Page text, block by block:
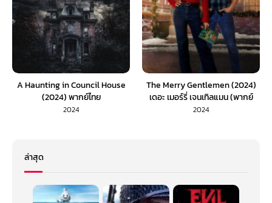
A Haunting in Council House
(2024) พากย์ไทย
2024
The Merry Gentlemen (2024)
เดอะ เมอร์รี่ เจนเทิลแมน (พากย์
ไทย)
2024
ล่าสุด